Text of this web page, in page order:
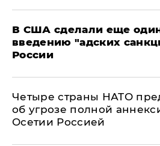
В США сделали еще
введению "адских
России
Четыре страны НАТО
об угрозе полной
Осетии Россией